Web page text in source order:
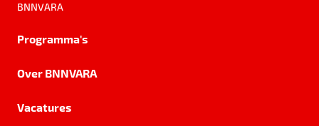
BNNVARA
Programma's
Over BNNVARA
Vacatures